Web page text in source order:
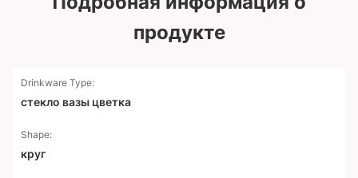
продукте
Drinkware Type:
стекло вазы цветка
Shape:
круг